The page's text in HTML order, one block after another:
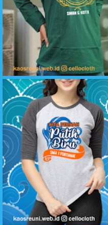
Kaos Reuni Lengan Panjang
Kaos Reuni Kita Pernah Putih